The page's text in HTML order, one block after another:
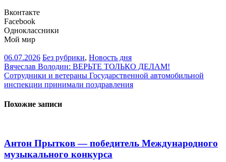
Вконтакте
Facebook
Одноклассники
Мой мир
06.07.2026 Без рубрики, Новость дня
Навигация
по
Вячеслав Володин: ВЕРЬТЕ ТОЛЬКО ДЕЛАМ!
Сотрудники и ветераны Государственной автомобильной
инспекции принимали поздравления
Похожие записи
Антон Прытков — победитель Международного
музыкального конкурса